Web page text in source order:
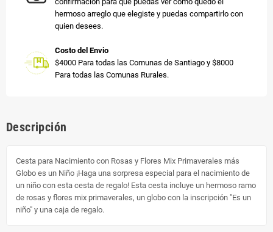
hermoso arreglo que elegiste y puedas compartirlo con
quien desees.
Costo del Envio
$4000 Para todas las Comunas de Santiago y $8000
Para todas las Comunas Rurales.
Descripción
Cesta para Nacimiento con Rosas y Flores Mix Primaverales más
Globo es un Niño ¡Haga una sorpresa especial para el nacimiento de
un niño con esta cesta de regalo! Esta cesta incluye un hermoso ramo
de rosas y flores mix primaverales, un globo con la inscripción "Es un
niño" y una caja de regalo.